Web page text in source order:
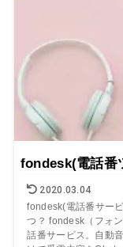
fondesk(電話番
2020.03.04
fondesk(電話番サー
つ？ fondesk（フォ
話番サービス。自動